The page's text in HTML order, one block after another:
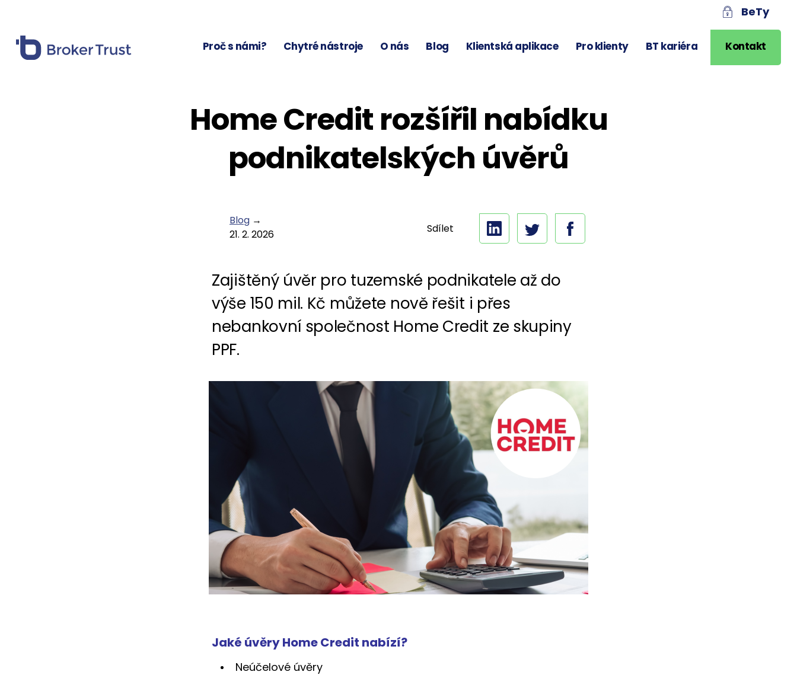
Proč s námi? Chytré nástroje O nás Blog Klientská aplikace Pro klienty BT kariéra Kontakt
BeTy
Home Credit rozšířil nabídku
podnikatelských úvěrů
Blog →
21. 2. 2026
Sdílet
Zajištěný úvěr pro tuzemské podnikatele až do
výše 150 mil. Kč můžete nově řešit i přes
nebankovní společnost Home Credit ze skupiny
PPF.
Jaké úvěry Home Credit nabízí?
Neúčelové úvěry